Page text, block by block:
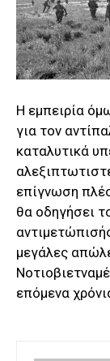
Η εμπειρία
για τον
καταλυτικά
επίγνωση
θα οδηγήσει
μεγάλες
επόμενα